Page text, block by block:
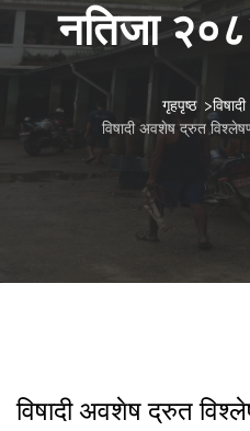
नतिजा
गृहपृष्ठ >
विषादी अवशेष द्रुत
विषादी अवशेष द्रुत